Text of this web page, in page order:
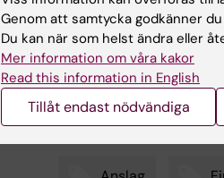
Länkar
CIMED -
Genom att samtycka godkänner
Du kan när som helst ändra eller
Mer information om våra kakor
Read this information in English
Tillåt endast nödvändiga